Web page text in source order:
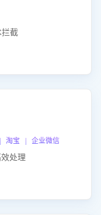
拦截
宝 | 企业微信
处理